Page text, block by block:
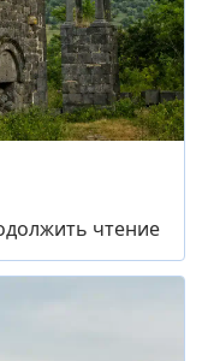
чтение